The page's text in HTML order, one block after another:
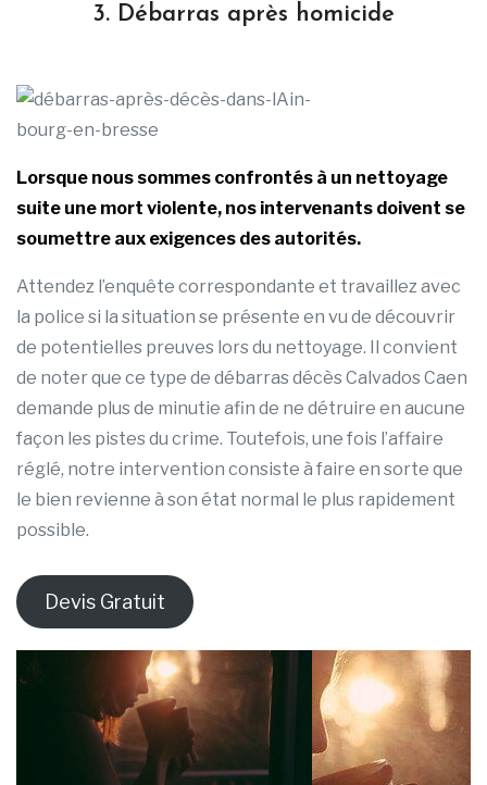
3. Débarras après homicide
Lorsque nous sommes confrontés à un nettoyage
suite une mort violente, nos intervenants doivent se
soumettre aux exigences des autorités.
Attendez l’enquête correspondante et travaillez avec
la police si la situation se présente en vu de découvrir
de potentielles preuves lors du nettoyage. Il convient
de noter que ce type de débarras décès Calvados Caen
demande plus de minutie afin de ne détruire en aucune
façon les pistes du crime. Toutefois, une fois l’affaire
réglé, notre intervention consiste à faire en sorte que
le bien revienne à son état normal le plus rapidement
possible.
Devis Gratuit